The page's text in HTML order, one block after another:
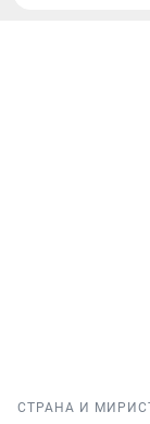
СТРАНА И МИР